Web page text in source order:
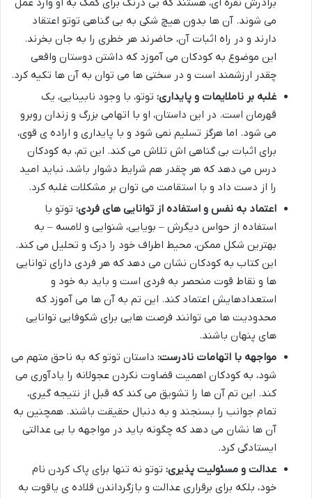
برادرش نقره ای، هستند که بی درنگ برای کمک به او وارد عمل
می شوند. آن ها بدون هیچ شکی به بی گناهی توتو اعتقاد
دارند و در راه اثبات آن، حاضرند هر خطری را به جان بخرند.
این موضوع به کودکان می آموزد که داشتن دوستان واقعی
چقدر ارزشمند است و در سختی ها می توان به آن ها تکیه کرد.
غلبه بر ناملایمات و پایداری: توتو، با وجود نابینایی، یک
قهرمان است. در این داستان، او با اتهامی بزرگ و زندان روبرو
می شود. اما هرگز تسلیم نمی شود و با پایداری و اراده ی قوی،
برای اثبات بی گناهی اش تلاش می کند. این تم، به کودکان
درس می دهد که هر چقدر هم شرایط دشوار باشد، نباید امید
را از دست داد و با استقامت می توان بر مشکلات غلبه کرد.
اعتماد به نفس و استفاده از توانایی های فردی: توتو با
استفاده از حواس دیگرش – بویایی، شنوایی و لامسه – به
بهترین شکل ممکن، محیط اطراف خود را درک و تحلیل می کند.
این کتاب به کودکان نشان می دهد که هر فردی دارای توانایی
ها و نقاط قوت منحصر به فردی است و باید به خود و
استعدادهایش اعتماد کند. این تم به آن ها می آموزد که
محدودیت ها می توانند فرصت هایی برای شکوفایی توانایی
های پنهان باشند.
مواجهه با اتهامات نادرست: داستان توتو که به ناحق متهم می
شود، به کودکان اهمیت قضاوت نکردن عجولانه را یادآوری می
کند. این تم آن ها را تشویق می کند که قبل از نتیجه گیری،
تمام جوانب را بسنجند و به دنبال حقیقت باشند. همچنین به
آن ها نشان می دهد که چگونه باید در مواجهه با بی عدالتی
ایستادگی کرد.
عدالت و مسئولیت پذیری: توتو نه تنها برای پاک کردن نام
خود، بلکه برای برقراری عدالت و بازگرداندن قلاده ی یاقوت به